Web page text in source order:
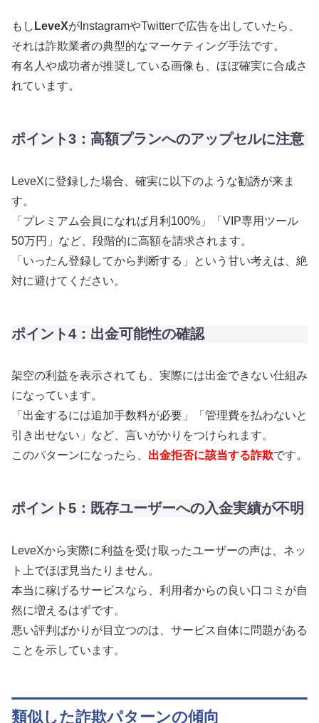
もし LeveXがInstagramやTwitterで広告を出していたら、
それは詐欺業者の典型的なマーケティング手法です。
有名人や成功者が推奨している画像も、ほぼ確実に合成さ
れています。
ポイント3：高額プランへのアップセルに注意
LeveXに登録した場合、確実に以下のような勧誘が来ま
す。
「プレミアム会員になれば月利100%」「VIP専用ツール
50万円」など、段階的に高額を請求されます。
「いったん登録してから判断する」という甘い考えは、絶
対に避けてください。
ポイント4：出金可能性の確認
架空の利益を表示されても、実際には出金できない仕組み
になっています。
「出金するには追加手数料が必要」「管理費を払わないと
引き出せない」など、言いがかりをつけられます。
このパターンになったら、 出金拒否に該当する詐欺です。
ポイント5：既存ユーザーへの入金実績が不明
LeveXから実際に利益を受け取ったユーザーの声は、ネッ
ト上でほぼ見当たりません。
本当に稼げるサービスなら、利用者からの良い口コミが自
然に増えるはずです。
悪い評判ばかりが目立つのは、サービス自体に問題がある
ことを示しています。
類似した詐欺パターンの傾向